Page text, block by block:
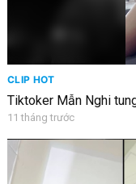
CLIP HOT
Tiktoker Mẫn Nghi
11 tháng trước